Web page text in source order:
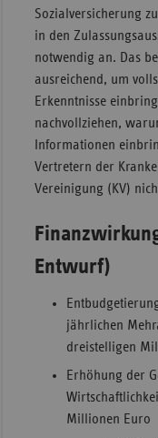
Sozialversicherung
in den
notwendig an. Das
ausreichend, um
Erkenntnisse
nachvollziehen,
Informationen
Vertretern der
Vereinigung (KV)
Entwurf)
jährlichen
dreistelligen
Erhöhung der
Millionen Euro